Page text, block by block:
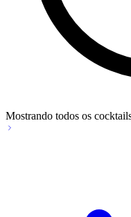
Mostrando todos os